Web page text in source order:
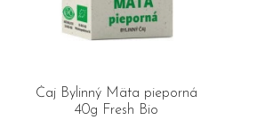
Čaj Bylinný Mäta pieporná
40g Fresh Bio